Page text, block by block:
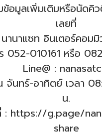
ข้อมูลเพิ่มเติมหรือนัดคิ
เลยที่
านาแซท อินเตอร์คอม
052-010161 หรือ
Line@ :
จันทร์-อาทิตย์ เวลา
น.
: https://g.page/
share